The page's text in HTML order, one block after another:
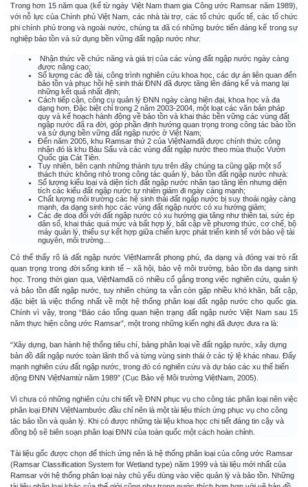
Trong hơn 15 năm qua (kể từ ngày Việt Nam tham gia Công ước Ramsar năm 1989),
với nỗ lực của Chính phủ Việt Nam, các nhà tài trợ, các tổ chức quốc tế, các tổ chức
phi chính phủ trong và ngoài nước, chúng ta đã có những bước tiến đáng kể trong sự
nghiệp bảo tồn và sử dụng bền vững đất ngập nước như:
Nhận thức về chức năng và giá trị của các vùng đất ngập nước ngày càng
được nâng cao;
Số lượng các đề tài, công trình nghiên cứu khoa học, các dự án liên quan đến
bảo tồn và phục hồi hệ sinh thái ĐNN đã được tăng lên đáng kể và mang lại
những kết quả nhất định;
Cách tiếp cận, công cụ quản lý ĐNN ngày càng hiện đại, khoa học và đa
dạng hơn. Đặc biệt chỉ trong 2 năm 2003-2004, một loạt các văn bản pháp
quy và kế hoạch hành động về bảo tồn và khai thác bền vững các vùng đất
ngập nước đã ra đời, góp phần định hướng quan trọng trong công tác bảo tồn
và sử dụng bền vững đất ngập nước ở Việt Nam;
Đến năm 2005, khu Ramsar thứ 2 của ViệtNamđã được chính thức công
nhận đó là khu Bàu Sấu và các vùng đất ngập nước theo mùa thuộc Vườn
Quốc gia Cát Tiên.
Tuy nhiên, bên cạnh những thành tựu trên đây chúng ta cũng gặp một số
thách thức không nhỏ trong công tác quản lý, bảo tồn đất ngập nước nhưà:
Số lượng kiểu loại và diện tích đất ngập nước nhân tạo tăng lên nhưng diện
tích các kiểu đất ngập nước tự nhiên giảm đi ngày càng mạnh;
Chất lượng môi trường các hệ sinh thái đất ngập nước bị suy thoái ngày càng
mạnh, đa dạng sinh học các vùng đất ngập nước có xu hướng giảm;
Các đe doạ đối với đất ngập nước có xu hướng gia tăng như thiên tai, sức ép
dân số, khai thác quá mức và bất hợp lý, bất cập về phương thức, cơ chế, bộ
máy quản lý, thiếu sự kết hợp giữa chiến lược phát triển kinh tế với bảo vệ tài
nguyên, môi trường…
Có thể thấy rõ là đất ngập nước ViệtNamrất phong phú, đa dạng và đóng vai trò rất
quan trọng trong đời sống kinh tế – xã hội, bảo vệ môi trường, bảo tồn đa dạng sinh
học. Trong thời gian qua, ViệtNamđã có nhiều cố gắng trong việc nghiên cứu, quản lý
và bảo tồn đất ngập nước, tuy nhiên chúng ta vẫn còn gặp nhiều khó khăn, bất cập,
đặc biệt là việc thống nhất về một hệ thống phân loại đất ngập nước cho quốc gia.
Chính vì vậy, trong “Báo cáo tổng quan hiện trạng đất ngập nước Việt Nam sau 15
năm thực hiện công ước Ramsar”, một trong những kiến nghị đã được đưa ra là:
“Xây dựng, ban hành hệ thống tiêu chí, bảng phân loại về đất ngập nước, xây dựng
bản đồ đất ngập nước toàn lãnh thổ và từng vùng sinh thái ở các tỷ lệ khác nhau. Đẩy
mạnh nghiên cứu đất ngập nước, trong đó có nghiên cứu và dự báo các xu thế biến
động ĐNN ViệtNamtừ năm 1989” (Cục Bảo vệ Môi trường ViệtNam, 2005).
Vì chưa có những nghiên cứu chi tiết về ĐNN phục vụ cho công tác phân loại nên việc
phân loại ĐNN ViệtNambước đầu chỉ nên là một tài liệu thích ứng phục vụ cho công
tác bảo tồn và quản lý. Khi có được những tài liệu khoa học chi tiết đáng tin cậy và
đồng bộ sẽ biên soạn phân loại ĐNN của toàn quốc một cách hoàn chỉnh.
Tài liệu gốc được chọn để thích ứng nên là hệ thống phân loại của công ước Ramsar
(Ramsar Classification System for Wetland type) năm 1999 và tài liệu mới nhất của
Ramsar với hệ thống phân loại này chủ yếu dùng vào việc quản lý và bảo tồn. Những